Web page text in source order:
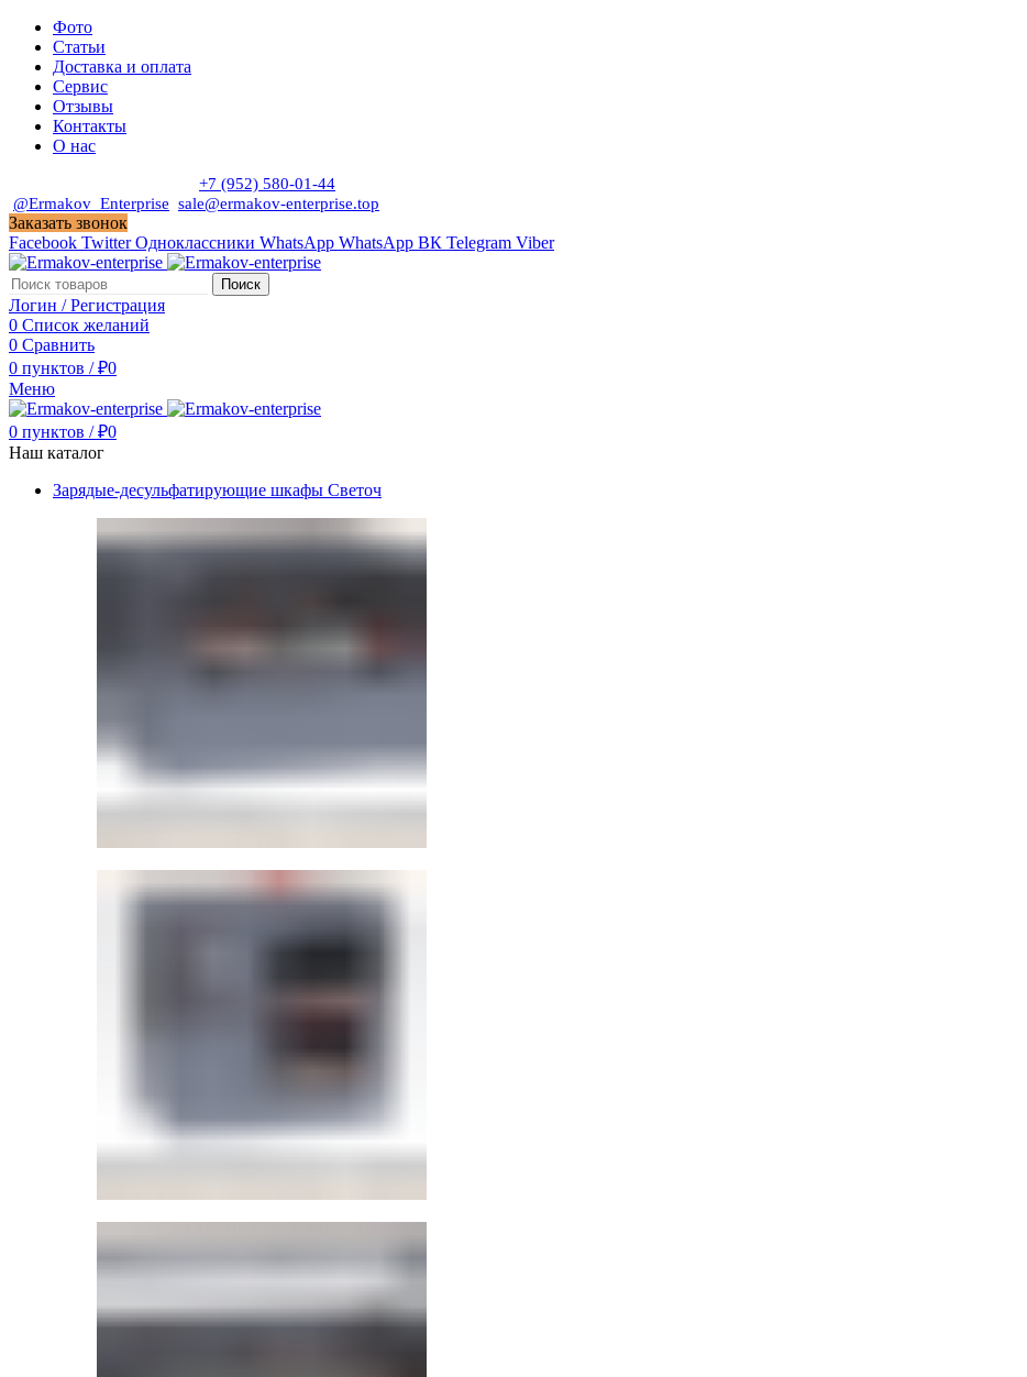
Фото
Статьи
Доставка и оплата
Сервис
Отзывы
Контакты
О нас
+7 (952) 580-01-44
@Ermakov_Enterprise sale@ermakov-enterprise.top
Заказать звонок
Facebook Twitter Одноклассники WhatsApp WhatsApp ВК Telegram Viber
Поиск
Логин / Регистрация
0 Список желаний
0 Сравнить
0 пунктов / ₽0
Меню
0 пунктов / ₽0
Наш каталог
Зарядые-десульфатирующие шкафы Светоч